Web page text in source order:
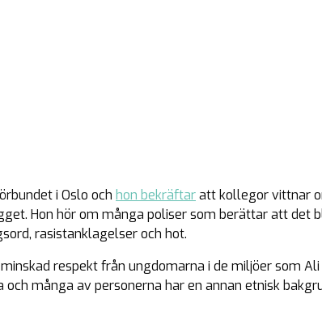
i Oslo och hon bekräftaratt kollegor vittnar
Hon hör om många poliser som berättar att det
rasistanklagelser och hot.
respekt från ungdomarna i de miljöer som
många av personerna har en annan etnisk